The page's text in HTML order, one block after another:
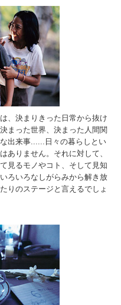
、決まりきった日常から抜け
まった世界、決まった人間関
出来事......日々の暮らしとい
ありません。それに対して、
見るモノやコト、そして見知
ろいろなしがらみから解き放
りのステージと言えるでしょ